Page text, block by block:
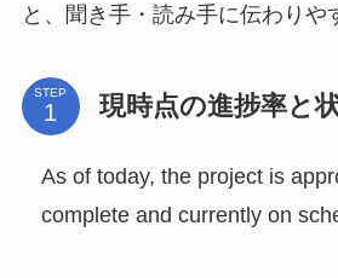
と、聞き手・読み手に伝わりや
STEP 現時点の進捗率と
As of today, the project is
complete and currently on